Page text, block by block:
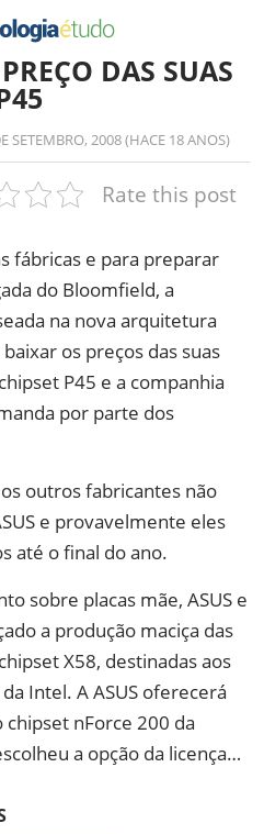
DAS SUAS
SETEMBRO, 2008 (HACE 18 ANOS)
Rate this post
fábricas e para preparar
do Bloomfield, a
na nova arquitetura
os preços das suas
P45 e a companhia
por parte dos
outros fabricantes não
e provavelmente eles
até o final do ano.
sobre placas mãe, ASUS e
a produção maciça das
X58, destinadas aos
Intel. A ASUS oferecerá
nForce 200 da
a opção da licença…